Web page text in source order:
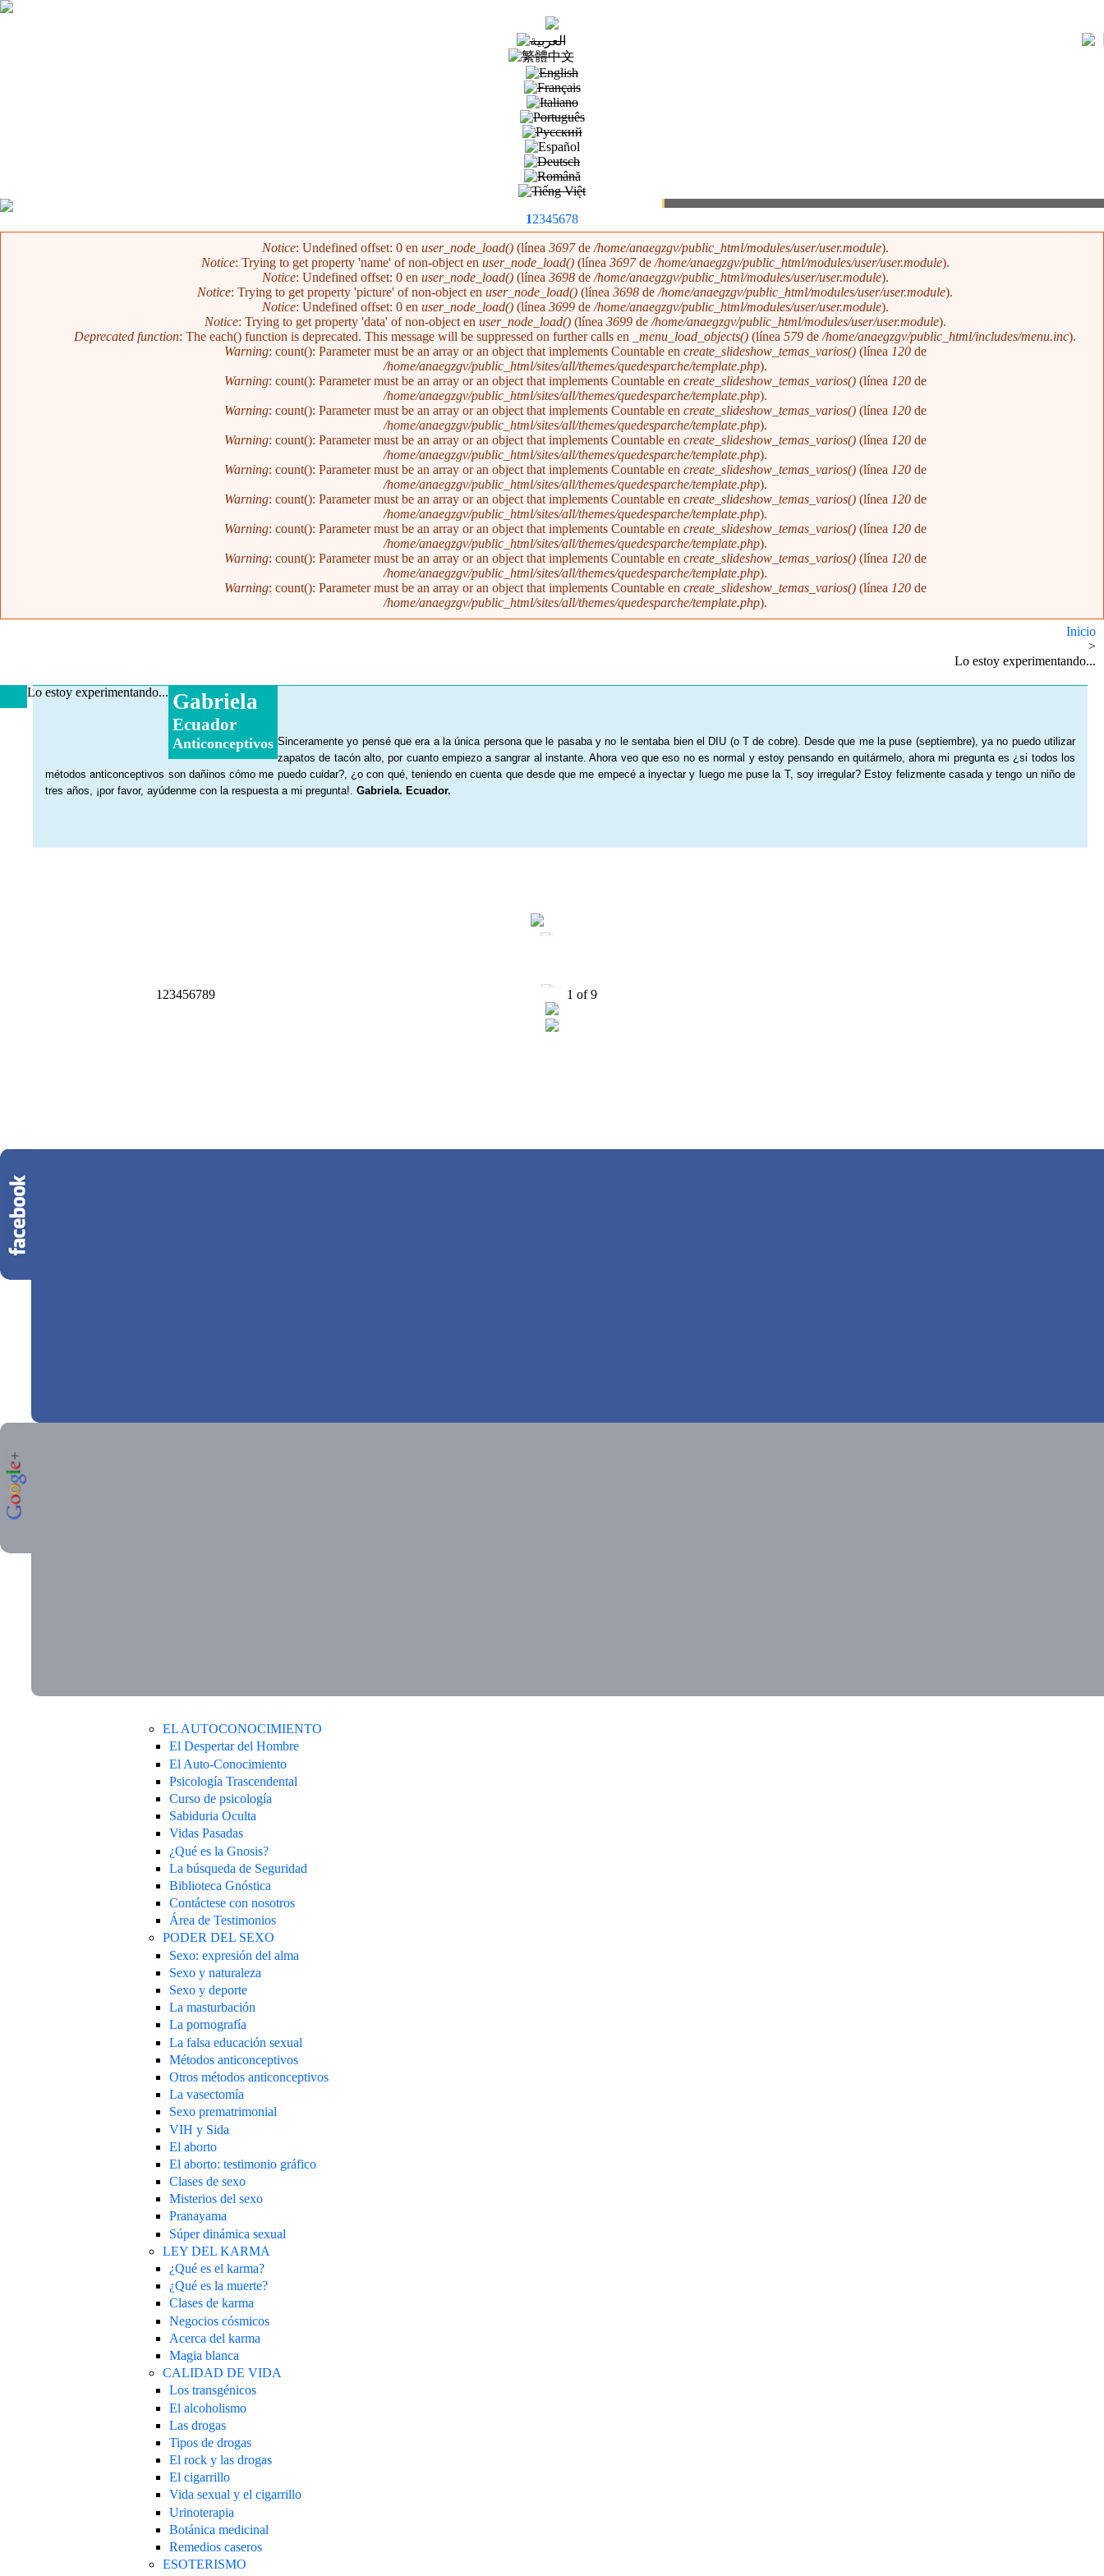
12345678
Notice: Undefined offset: 0 en user_node_load()(línea 3697de /home/anaegzgv/public_html/modules/user/user.module).
Notice: Trying to get property 'name' of non-object en user_node_load()(línea 3697de /home/anaegzgv/public_html/modules/user/user.module).
Notice: Undefined offset: 0 en user_node_load()(línea 3698de /home/anaegzgv/public_html/modules/user/user.module).
Notice: Trying to get property 'picture' of non-object en user_node_load() (línea 3698 de /home/anaegzgv/public_html/modules/user/user.module).
Notice: Undefined offset: 0 en user_node_load()(línea 3699de /home/anaegzgv/public_html/modules/user/user.module).
Notice: Trying to get property 'data' of non-object en user_node_load()(línea 3699de /home/anaegzgv/public_html/modules/user/user.module).
Deprecated function: The each() function is deprecated. This message will be suppressed on further calls en _menu_load_objects() (línea 579 de /home/anaegzgv/public_html/includes/menu.inc).
Warning: count(): Parameter must be an array or an object that implements Countable en create_slideshow_temas_varios()(línea 120de
/home/anaegzgv/public_html/sites/all/themes/quedesparche/template.php).
Warning: count(): Parameter must be an array or an object that implements Countable en create_slideshow_temas_varios()(línea 120de
/home/anaegzgv/public_html/sites/all/themes/quedesparche/template.php).
Warning: count(): Parameter must be an array or an object that implements Countable en create_slideshow_temas_varios()(línea 120de
/home/anaegzgv/public_html/sites/all/themes/quedesparche/template.php).
Warning: count(): Parameter must be an array or an object that implements Countable en create_slideshow_temas_varios()(línea 120de
/home/anaegzgv/public_html/sites/all/themes/quedesparche/template.php).
Warning: count(): Parameter must be an array or an object that implements Countable en create_slideshow_temas_varios()(línea 120de
/home/anaegzgv/public_html/sites/all/themes/quedesparche/template.php).
Warning: count(): Parameter must be an array or an object that implements Countable en create_slideshow_temas_varios()(línea 120de
/home/anaegzgv/public_html/sites/all/themes/quedesparche/template.php).
Warning: count(): Parameter must be an array or an object that implements Countable en create_slideshow_temas_varios()(línea 120de
/home/anaegzgv/public_html/sites/all/themes/quedesparche/template.php).
Warning: count(): Parameter must be an array or an object that implements Countable en create_slideshow_temas_varios()(línea 120de
/home/anaegzgv/public_html/sites/all/themes/quedesparche/template.php).
Warning: count(): Parameter must be an array or an object that implements Countable en create_slideshow_temas_varios()(línea 120de
/home/anaegzgv/public_html/sites/all/themes/quedesparche/template.php).
Inicio
>
Lo estoy experimentando...
Lo estoy experimentando... Gabriela
Ecuador
Anticonceptivos Sinceramente yo pensé que era a la única persona que le pasaba y no le sentaba bien el DIU (o T de cobre). Desde que me la puse (septiembre), ya no puedo utilizar
zapatos de tacón alto, por cuanto empiezo a sangrar al instante. Ahora veo que eso no es normal y estoy pensando en quitármelo, ahora mi pregunta es ¿si todos los
métodos anticonceptivos son dañinos cómo me puedo cuidar?, ¿o con qué, teniendo en cuenta que desde que me empecé a inyectar y luego me puse la T, soy irregular? Estoy felizmente casada y tengo un niño de
tres años, ¡por favor, ayúdenme con la respuesta a mi pregunta!. Gabriela. Ecuador.
1 23456789 1 of9
EL AUTOCONOCIMIENTO
El Despertar del Hombre
El Auto-Conocimiento
Psicología Trascendental
Curso de psicología
Sabiduria Oculta
Vidas Pasadas
¿Qué es la Gnosis?
La búsqueda de Seguridad
Biblioteca Gnóstica
Contáctese con nosotros
Área de Testimonios
PODER DEL SEXO
Sexo: expresión del alma
Sexo y naturaleza
Sexo y deporte
La masturbación
La pornografía
La falsa educación sexual
Métodos anticonceptivos
Otros métodos anticonceptivos
La vasectomía
Sexo prematrimonial
VIH y Sida
El aborto
El aborto: testimonio gráfico
Clases de sexo
Misterios del sexo
Pranayama
Súper dinámica sexual
LEY DEL KARMA
¿Qué es el karma?
¿Qué es la muerte?
Clases de karma
Negocios cósmicos
Acerca del karma
Magia blanca
CALIDAD DE VIDA
Los transgénicos
El alcoholismo
Las drogas
Tipos de drogas
El rock y las drogas
El cigarrillo
Vida sexual y el cigarrillo
Urinoterapia
Botánica medicinal
Remedios caseros
ESOTERISMO